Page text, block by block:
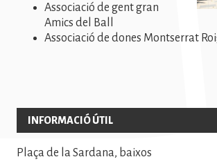
Associació de gent gran
Amics del Ball
Associació de dones Montserrat
INFORMACIÓ ÚTIL
Plaça de la Sardana, baixos